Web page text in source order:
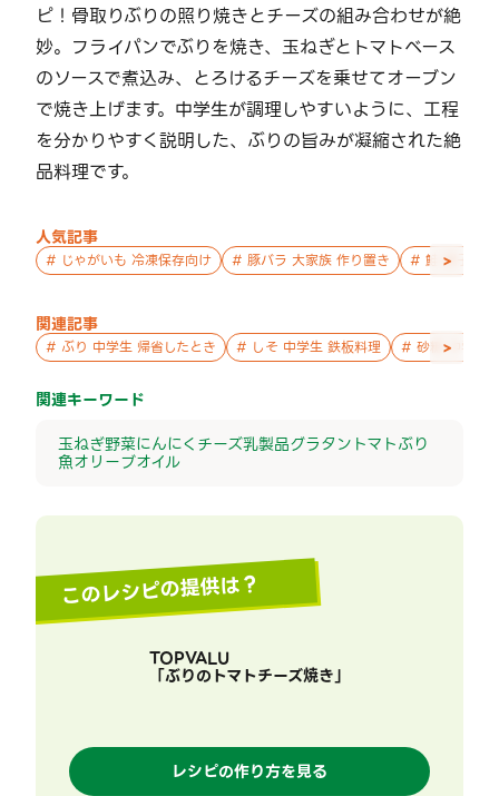
ピ！骨取りぶりの照り焼きとチーズの組み合わせが絶
妙。フライパンでぶりを焼き、玉ねぎとトマトベース
のソースで煮込み、とろけるチーズを乗せてオーブン
で焼き上げます。中学生が調理しやすいように、工程
を分かりやすく説明した、ぶりの旨みが凝縮された絶
品料理です。
人気記事
# じゃがいも 冷凍保存向け # 豚バラ 大家族 作り置き # 鮭 親子 作
>
関連記事
# ぶり 中学生 帰省したとき # しそ 中学生 鉄板料理 # 砂糖 中学生
>
関連キーワード
玉ねぎ野菜にんにくチーズ乳製品グラタン トマトぶり
魚オリーブオイル
このレシピの提供は？
TOPVALU
「ぶりのトマトチーズ焼き」
レシピの作り方を見る